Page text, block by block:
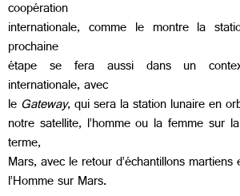
coopération
internationale, comme le montre la
prochaine
étape se fera aussi dans un
internationale, avec
leGateway, qui sera la station lunaire en
notre satellite, l’homme ou la femme sur
terme,
Mars, avec le retour d’échantillons
l’Homme sur Mars.